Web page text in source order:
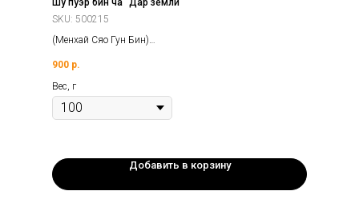
SKU: 500215
(Менхай Сяо Гун Бин)
Год: 2014г.
Фабрика: Юньнань Сишуанбаньна Бохай.
900 р.
Вес, г
Добавить в корзину